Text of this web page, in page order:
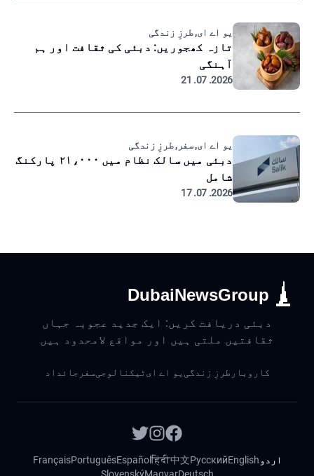
یو اے ای, طرزِ زندگی
تازہ کھجوریں: دبئی کی ثقافت اور ہم
آہنگی
2026. 07. 21
یو اے ای, سفر, طرزِ زندگی
دبئی میں سالک نظام میں ۲۱،۰۰۰ پارکنگ
شامل
2026. 07. 17
DubaiNewsGroup
دبئی دریافت کریں: ایک جدید عجوبہ جہاں
ثقافتیں ملتی ہیں اور مواقع لامحدود ہیں
کاروبار طرزِ زندگی یو اے ایٹیکنالوجیسفر جائداد
اردو English
Русский
中文
हिंदी
Español
Português
Français